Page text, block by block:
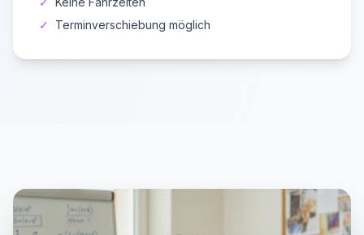
✓
Terminverschiebung möglich